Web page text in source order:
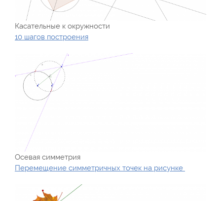
Касательные к окружности
10 шагов построения
Осевая симметрия
Перемещение симметричных точек на рисунке